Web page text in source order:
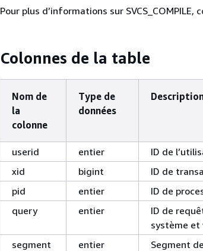
Pour plus d’informations sur SVCS_COMPILE,
Colonnes de la table
Nom de
la
colonne
Type de
données
userid entier
ID de
xid
bigint
ID de
pid
entier
ID de
query
entier
ID de
système et
segment
entier
Segment